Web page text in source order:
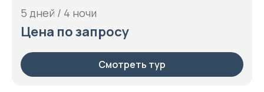
5 дней / 4 ночи
Цена по запросу
Смотреть тур